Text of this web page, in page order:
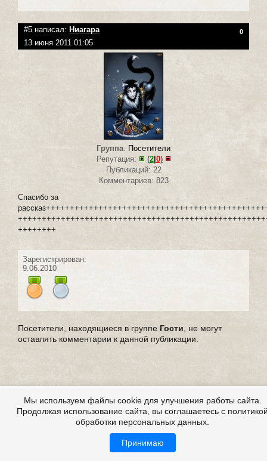
#5 написал: Ниагара 0
13 июня 2011 01:05
Группа: Посетители
Репутация:
(2| 0)
Публикаций: 22
Комментариев: 823
Спасибо за
++++++++
Зарегистрирован:
9.06.2010
Посетители, находящиеся в группе Гости, не могут
оставлять комментарии к данной публикации.
Мы используем файлы cookie для улучшения работы сайта.
Продолжая использование сайта, вы соглашаетесь с
обработки персональных данных.
Принимаю